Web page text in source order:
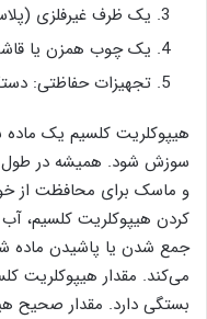
یک ظرف غیرفلزی
یک چوب همزن یا
تجهیزات حفاظتی:
هیپوکلریت کلسیم یک
سوزش شود. همیشه در طول
و ماسک برای محافظت از
کردن هیپوکلریت کلسیم، آب
جمع شدن یا پاشیدن ماده
می‌کند. مقدار هیپوکلریت
بستگی دارد. مقدار صحیح